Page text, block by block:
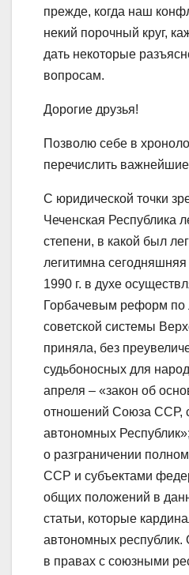
прежде, когда наш
некий порочный круг,
дать некоторые
вопросам.
Дорогие друзья!
Позволю себе в
перечислить
С юридической точки
Чеченская Республика
степени, в какой был
легитимна
1990 г. в духе
Горбачевым реформ по
советской системы
приняла, без
судьбоносных для
апреля – «закон oб
отношений Союза ССР,
автономных
o разграничении
ССР и субъектами
общих положений в
статьи, которые
автономных
в правах с союзными